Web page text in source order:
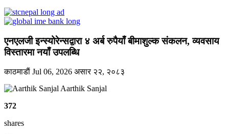
एनएलजी इन्स्योरेन्सद्वारा ४ अर्ब रुपैयाँ बीमाशुल्क संकलन, व्यवसाय
विस्तारमा नयाँ उपलब्धि
काठमाडाैं Jul 06, 2026 असार २२, २०८३
Aarthik Sanjal
372
shares